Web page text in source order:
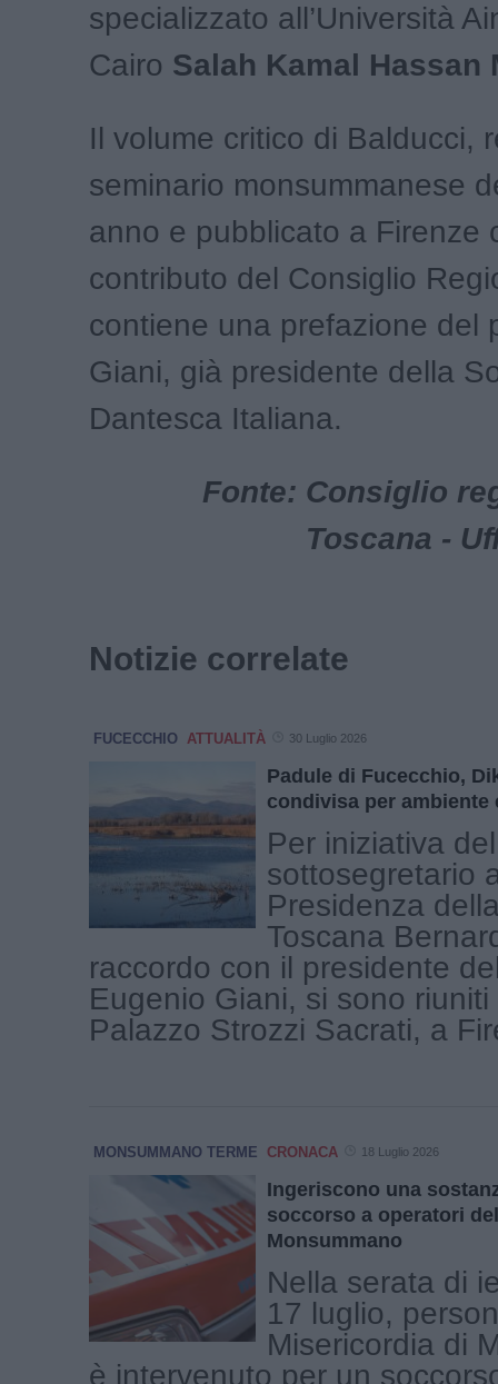
specializzato all’Università
Cairo Salah Kamal Hassan
Il volume critico di Balducci,
seminario monsummanese
anno e pubblicato a Firenze
contributo del Consiglio
contiene una prefazione del
Giani, già presidente della
Dantesca Italiana.
Fonte: Consiglio
Toscana -
Notizie correlate
FUCECCHIO ATTUALITÀ 30 Luglio 2026
Padule di Fucecchio,
condivisa per ambiente
Per iniziativa del
sottosegretario
Presidenza
Toscana
raccordo con il presidente
Eugenio Giani, si sono
Palazzo Strozzi Sacrati, a
MONSUMMANO TERME CRONACA 18 Luglio 2026
Ingeriscono una
soccorso a operatori
Monsummano
Nella serata di
17 luglio,
Misericordia di
è intervenuto per un